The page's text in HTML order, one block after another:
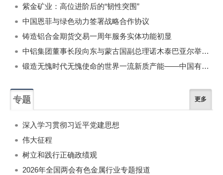
紫金矿业：高位进阶后的“韧性突围”
中国恩菲与绿色动力签署战略合作协议
铸造铝合金期货交易一周年服务实体功能初显
中铝集团董事长段向东与蒙古国副总理诺木泰巴亚尔举行会谈
锻造无愧时代无愧使命的世界一流新质产能——中国有色金属工业的战略应对与破局之道（二）
专题 更多
深入学习贯彻习近平党建思想
伟大征程
树立和践行正确政绩观
2026年全国两会有色金属行业专题报道